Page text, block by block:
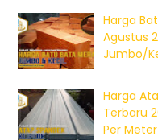
Harga
Agustus
Jumbo/
Harga
Terbaru
Per